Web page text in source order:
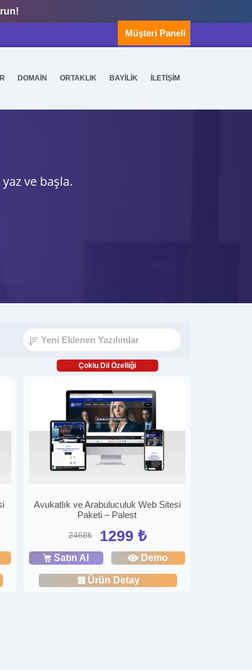
Müşteri Paneli
DOMAİN ORTAKLIK BAYİLİK İLETİŞİM
ve başla.
Çoklu Dil Özelliği
Avukatlık ve Arabuluculuk Web Sitesi
Paketi – Palest
2468₺ 1299 ₺
Satın Al Demo
Ürün Detay